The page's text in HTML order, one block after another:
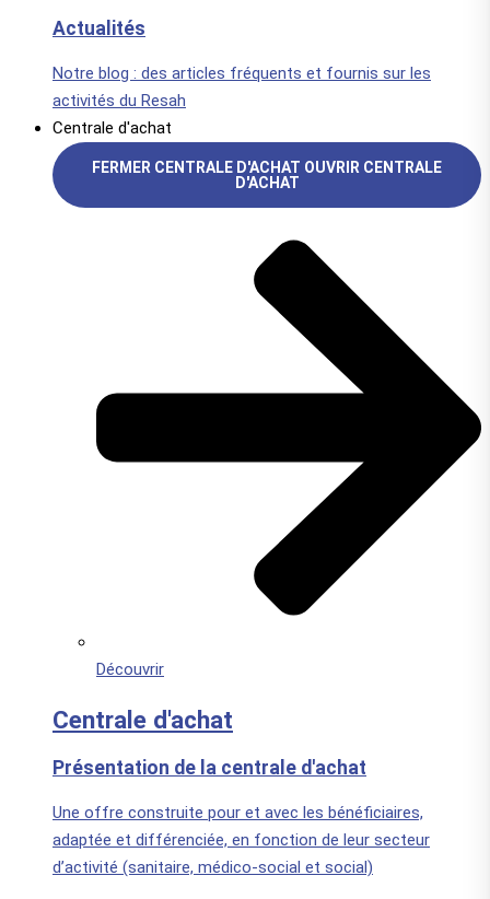
Actualités
Notre blog : des articles fréquents et fournis sur les
activités du Resah
Centrale d'achat
FERMER CENTRALE D'ACHAT OUVRIR CENTRALE
D'ACHAT
Découvrir
Centrale d'achat
Présentation de la centrale d'achat
Une offre construite pour et avec les bénéficiaires,
adaptée et différenciée, en fonction de leur secteur
d’activité (sanitaire, médico-social et social)